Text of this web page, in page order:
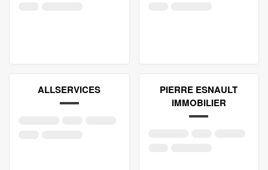
ALLSERVICES
PIERRE ESNAULT
IMMOBILIER